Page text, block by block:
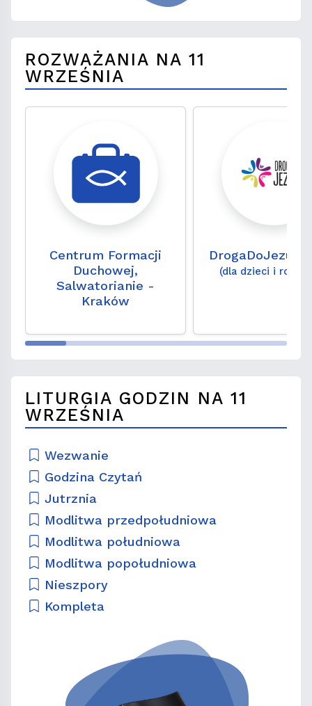
ROZWAŻANIA NA 11
WRZEŚNIA
Centrum Formacji
Duchowej,
Salwatorianie -
Kraków
(dla dzieci i
LITURGIA GODZIN NA 11
WRZEŚNIA
Wezwanie
Godzina Czytań
Jutrznia
Modlitwa przedpołudniowa
Modlitwa południowa
Modlitwa popołudniowa
Nieszpory
Kompleta